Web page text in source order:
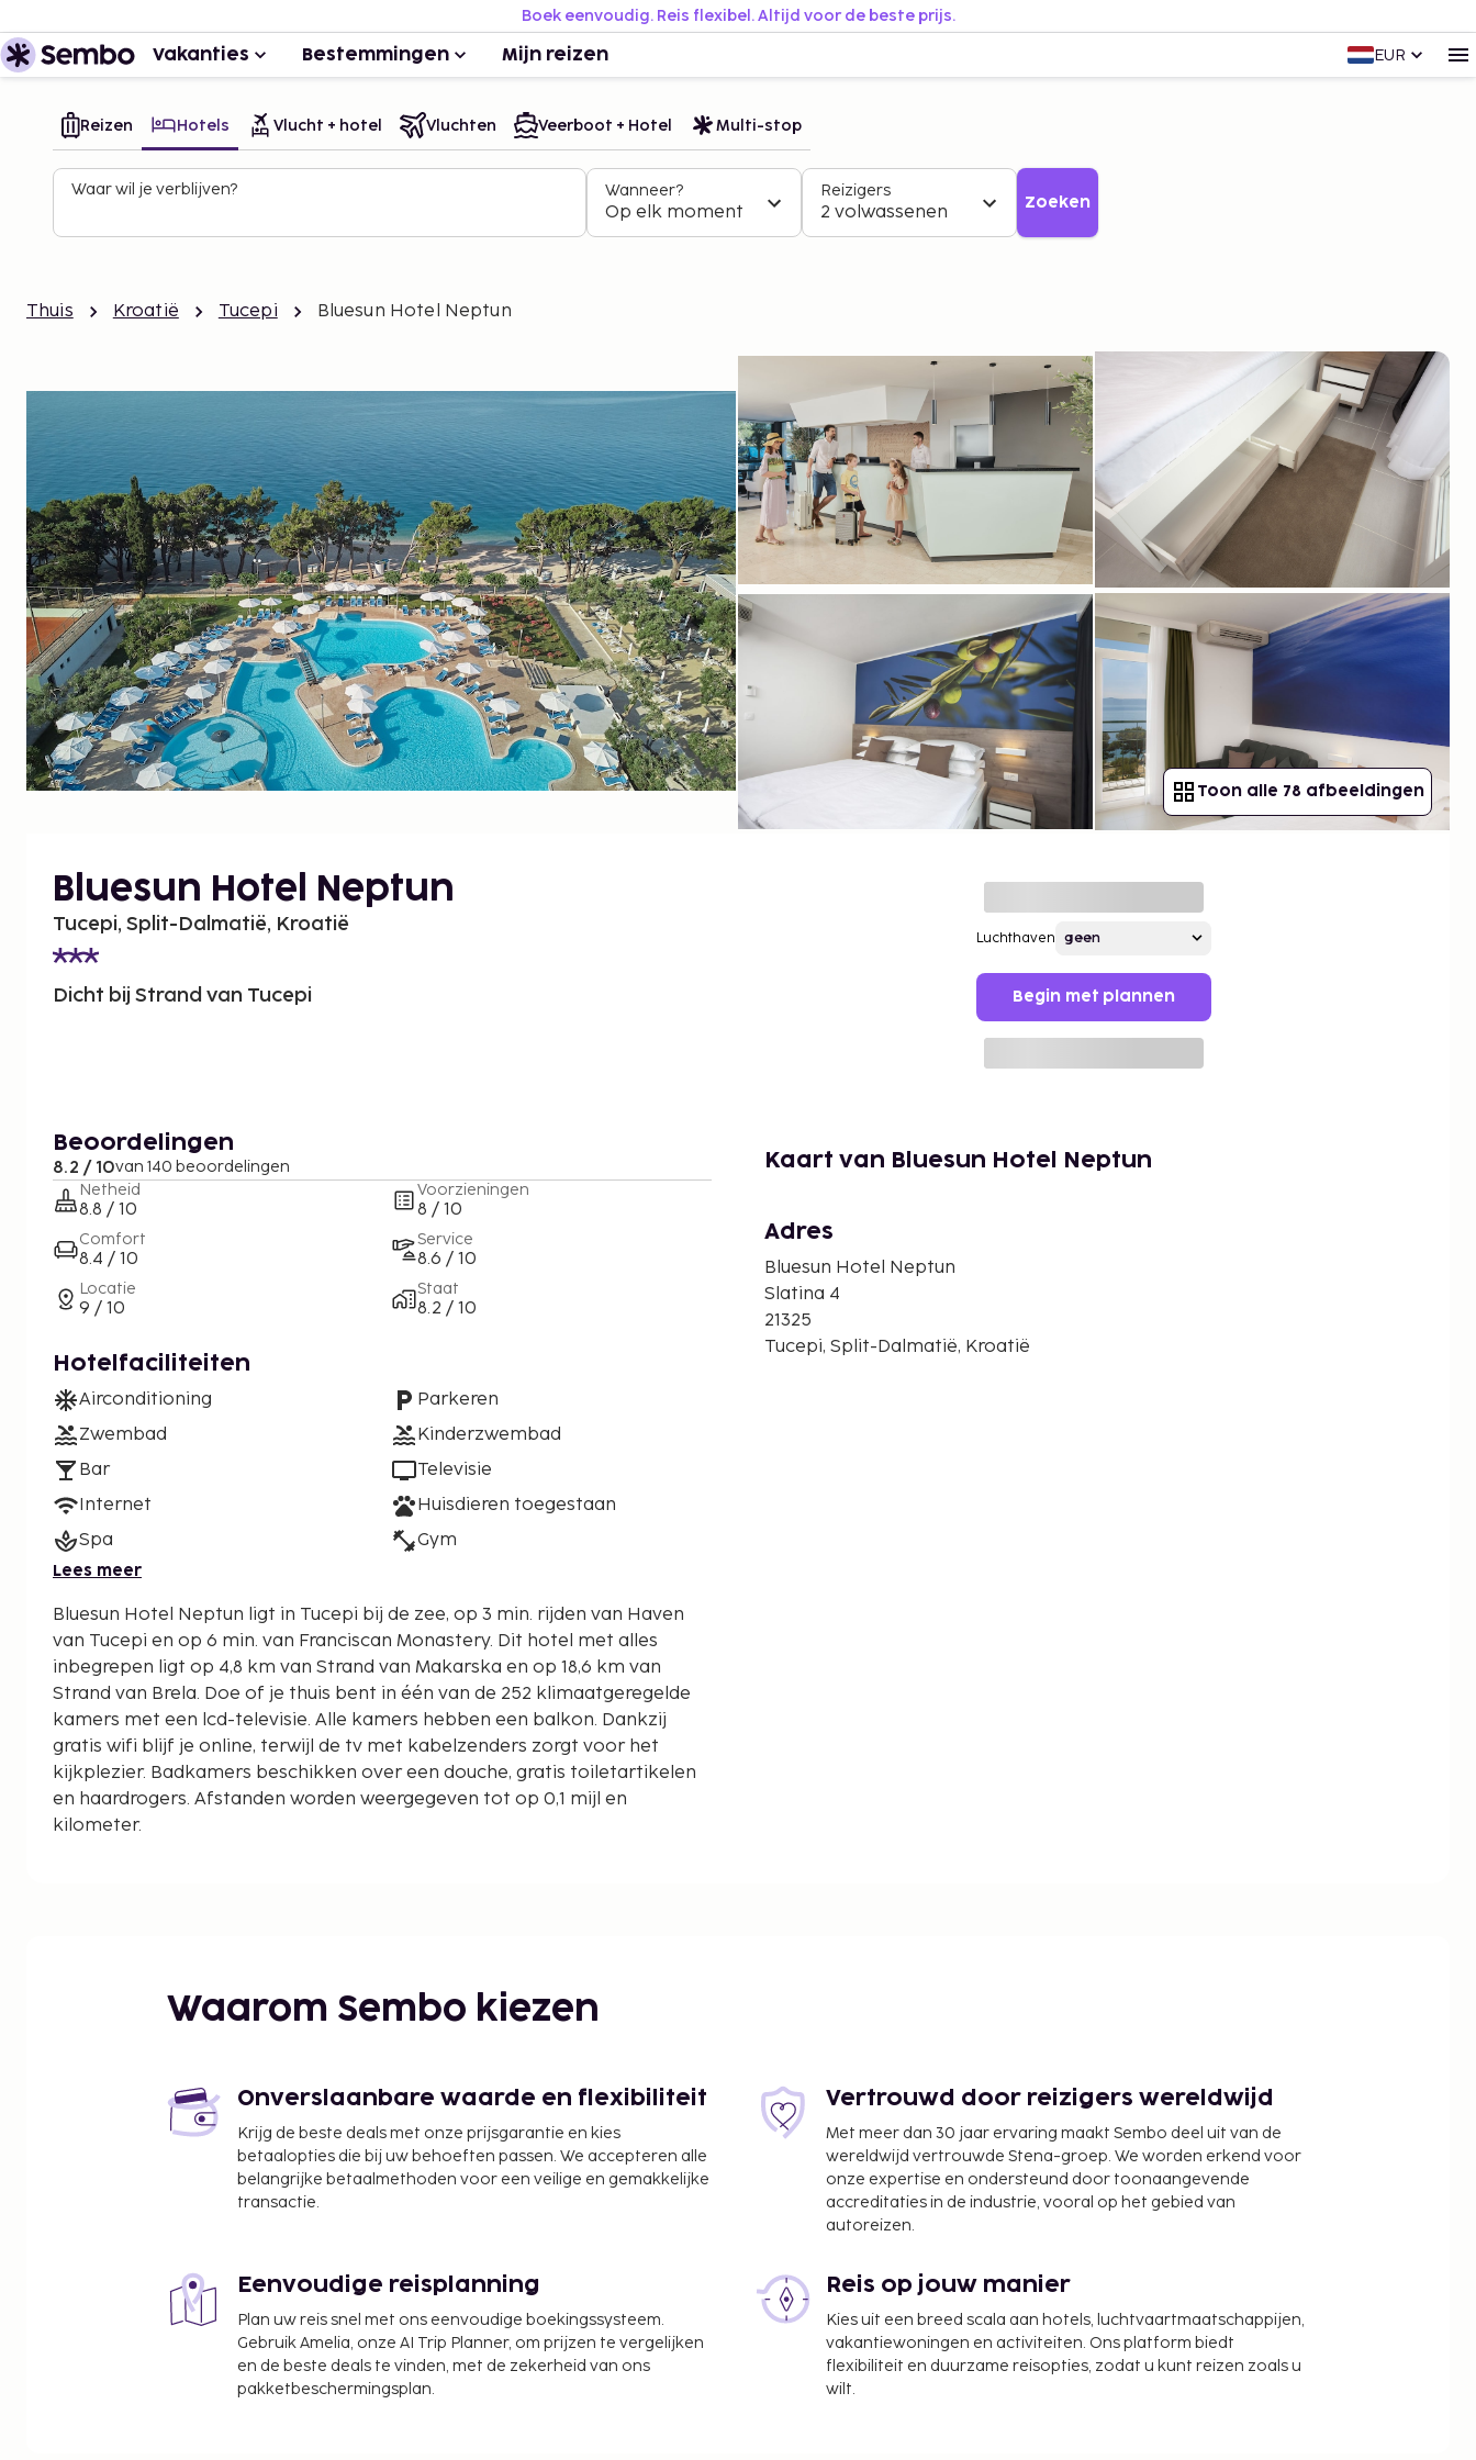
Boek eenvoudig. Reis flexibel. Altijd voor de beste prijs.
Vakanties Bestemmingen Mijn reizen EUR
Reizen Hotels Vlucht + hotel Vluchten Veerboot + Hotel Multi-stop
Waar wil je verblijven? Wanneer?
Op elk moment
Reizigers
2 volwassenen Zoeken
Thuis Kroatië Tucepi Bluesun Hotel Neptun
Toon alle 78 afbeeldingen
Bluesun Hotel Neptun
Tucepi, Split-Dalmatië, Kroatië
Dicht bij Strand van Tucepi
Luchthaven
Begin met plannen
Beoordelingen
8.2 / 10van 140 beoordelingen
Netheid
8.8 / 10
Comfort
8.4 / 10
Locatie
9 / 10
Voorzieningen
8 / 10
Service
8.6 / 10
Staat
8.2 / 10
Hotelfaciliteiten
Airconditioning
Zwembad
Bar
Internet
Spa
Parkeren
Kinderzwembad
Televisie
Huisdieren toegestaan
Gym
Lees meer
Bluesun Hotel Neptun ligt in Tucepi bij de zee, op 3 min. rijden van Haven
van Tucepi en op 6 min. van Franciscan Monastery. Dit hotel met alles
inbegrepen ligt op 4,8 km van Strand van Makarska en op 18,6 km van
Strand van Brela. Doe of je thuis bent in één van de 252 klimaatgeregelde
kamers met een lcd-televisie. Alle kamers hebben een balkon. Dankzij
gratis wifi blijf je online, terwijl de tv met kabelzenders zorgt voor het
kijkplezier. Badkamers beschikken over een douche, gratis toiletartikelen
en haardrogers. Afstanden worden weergegeven tot op 0,1 mijl en
kilometer.
St. Mark's Church - 3,7 km
Kacicev Trg - 3,7 km
Haven van Markarska - 3,9 km
Strand van Makarska - 4,3 km
Haven van Podgora - 4,4 km
Vuurtoren Sv. Petar - 4,6 km
Hoofdingang Biokovo Natuurpark & Skywalk - 4,7 km
Brac Island (BWK) - 38,3 km
Split (SPU) - 101,7 km
Enkele van de voorzieningen zijn een 24-uurs receptie, een
bagageopslagruimte en een wasserij. Je kunt tegen betaling gebruikmaken
Kaart van Bluesun Hotel Neptun
Adres
Bluesun Hotel Neptun
Slatina 4
21325
Tucepi, Split-Dalmatië, Kroatië
Waarom Sembo kiezen
Onverslaanbare waarde en flexibiliteit
Krijg de beste deals met onze prijsgarantie en kies
betaalopties die bij uw behoeften passen. We accepteren alle
belangrijke betaalmethoden voor een veilige en gemakkelijke
transactie.
Vertrouwd door reizigers wereldwijd
Met meer dan 30 jaar ervaring maakt Sembo deel uit van de
wereldwijd vertrouwde Stena-groep. We worden erkend voor
onze expertise en ondersteund door toonaangevende
accreditaties in de industrie, vooral op het gebied van
autoreizen.
Eenvoudige reisplanning
Plan uw reis snel met ons eenvoudige boekingssysteem.
Gebruik Amelia, onze AI Trip Planner, om prijzen te vergelijken
en de beste deals te vinden, met de zekerheid van ons
pakketbeschermingsplan.
Reis op jouw manier
Kies uit een breed scala aan hotels, luchtvaartmaatschappijen,
vakantiewoningen en activiteiten. Ons platform biedt
flexibiliteit en duurzame reisopties, zodat u kunt reizen zoals u
wilt.